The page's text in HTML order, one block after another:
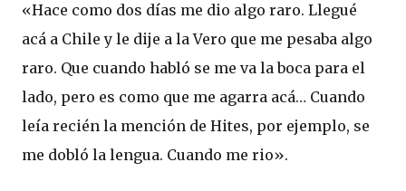
«Hace como dos días me dio algo raro. Llegué
acá a Chile y le dije a la Vero que me pesaba algo
raro. Que cuando habló se me va la boca para el
lado, pero es como que me agarra acá… Cuando
leía recién la mención de Hites, por ejemplo, se
me dobló la lengua. Cuando me rio».